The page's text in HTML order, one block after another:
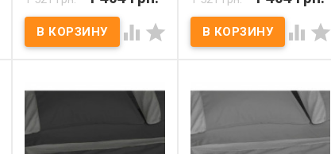
В наличии
Пододеяльник Arya
ПВХ. Производитель: Arya
(Турция).
  В наличии
Пододеяльник Arya
ПВХ. Производитель: Arya
(Турция).
 